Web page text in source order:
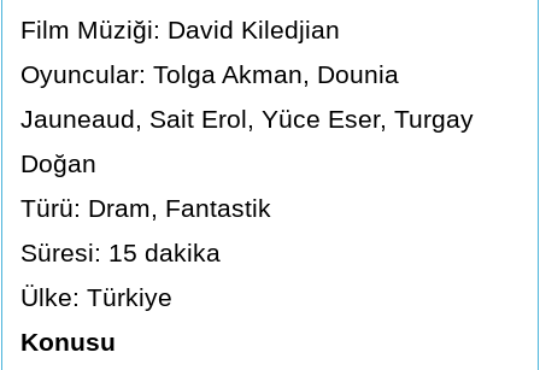
Film Müziği: David Kiledjian
Oyuncular: Tolga Akman, Dounia
Jauneaud, Sait Erol, Yüce Eser, Turgay
Doğan
Türü: Dram, Fantastik
Süresi: 15 dakika
Ülke: Türkiye
Konusu